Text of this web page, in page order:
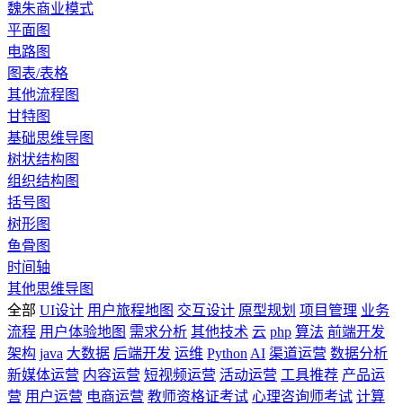
魏朱商业模式
平面图
电路图
图表/表格
其他流程图
甘特图
基础思维导图
树状结构图
组织结构图
括号图
树形图
鱼骨图
时间轴
其他思维导图
全部 UI设计 用户旅程地图 交互设计 原型规划 项目管理 业务
流程 用户体验地图 需求分析 其他技术 云 php 算法 前端开发
架构 java 大数据 后端开发 运维 Python AI 渠道运营 数据分析
新媒体运营 内容运营 短视频运营 活动运营 工具推荐 产品运
营 用户运营 电商运营 教师资格证考试 心理咨询师考试 计算